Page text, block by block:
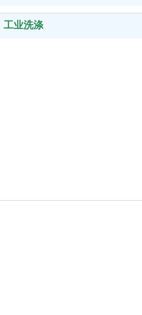
工业洗涤